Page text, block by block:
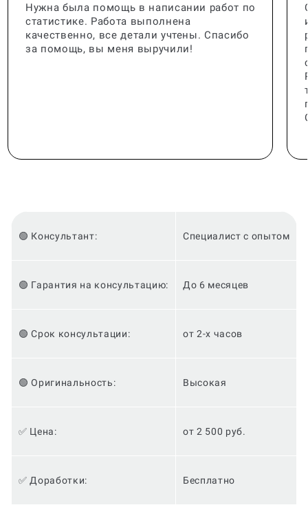
Нужна была помощь в написании работ по
статистике. Работа выполнена
качественно, все детали учтены. Спасибо
за помощь, вы меня выручили!
🟢 Консультант: Специалист с опытом
🟢 Гарантия на консультацию: До 6 месяцев
🟢 Срок консультации: от 2-х часов
🟢 Оригинальность: Высокая
✅ Цена: от 2 500 руб.
✅ Доработки: Бесплатно